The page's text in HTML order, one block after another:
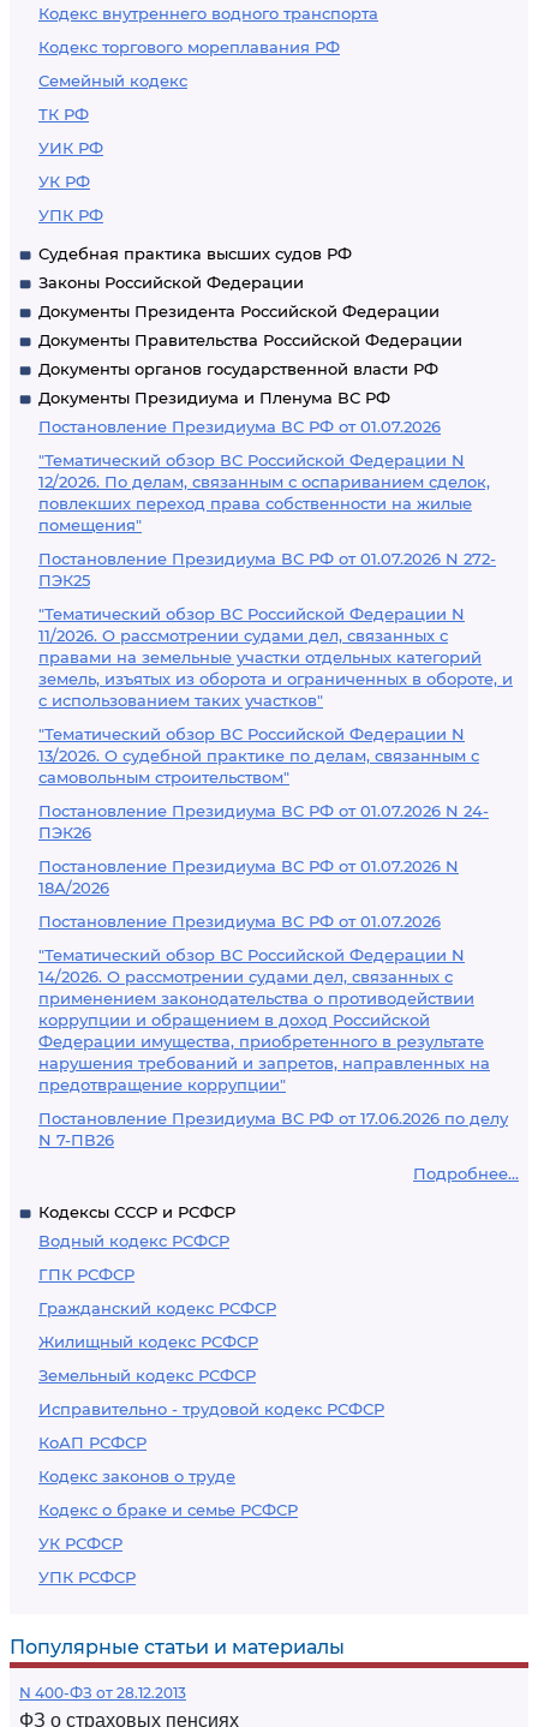
Кодекс внутреннего водного транспорта
Кодекс торгового мореплавания РФ
Семейный кодекс
ТК РФ
УИК РФ
УК РФ
УПК РФ
Судебная практика высших судов РФ
Законы Российской Федерации
Документы Президента Российской Федерации
Документы Правительства Российской Федерации
Документы органов государственной власти РФ
Документы Президиума и Пленума ВС РФ
Постановление Президиума ВС РФ от 01.07.2026
"Тематический обзор ВС Российской Федерации N
12/2026. По делам, связанным с оспариванием сделок,
повлекших переход права собственности на жилые
помещения"
Постановление Президиума ВС РФ от 01.07.2026 N 272-
ПЭК25
"Тематический обзор ВС Российской Федерации N
11/2026. О рассмотрении судами дел, связанных с
правами на земельные участки отдельных категорий
земель, изъятых из оборота и ограниченных в обороте, и
с использованием таких участков"
"Тематический обзор ВС Российской Федерации N
13/2026. О судебной практике по делам, связанным с
самовольным строительством"
Постановление Президиума ВС РФ от 01.07.2026 N 24-
ПЭК26
Постановление Президиума ВС РФ от 01.07.2026 N
18А/2026
Постановление Президиума ВС РФ от 01.07.2026
"Тематический обзор ВС Российской Федерации N
14/2026. О рассмотрении судами дел, связанных с
применением законодательства о противодействии
коррупции и обращением в доход Российской
Федерации имущества, приобретенного в результате
нарушения требований и запретов, направленных на
предотвращение коррупции"
Постановление Президиума ВС РФ от 17.06.2026 по делу
N 7-ПВ26
Подробнее...
Кодексы СССР и РСФСР
Водный кодекс РСФСР
ГПК РСФСР
Гражданский кодекс РСФСР
Жилищный кодекс РСФСР
Земельный кодекс РСФСР
Исправительно - трудовой кодекс РСФСР
КоАП РСФСР
Кодекс законов о труде
Кодекс о браке и семье РСФСР
УК РСФСР
УПК РСФСР
Популярные статьи и материалы
N 400-ФЗ от 28.12.2013
ФЗ о страховых пенсиях